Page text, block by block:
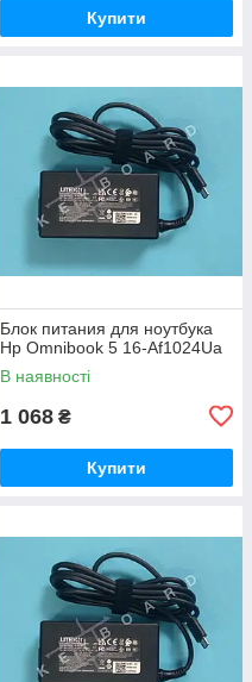
Купити
Блок питания для ноутбука
Hp Omnibook 5 16-Af1024Ua
В наявності
1 068 ₴
Купити